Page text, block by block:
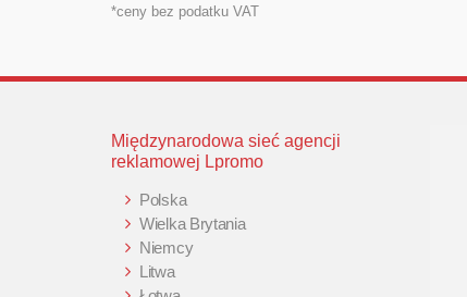
*ceny bez podatku VAT
Międzynarodowa sieć agencji
reklamowej Lpromo
Polska
Wielka Brytania
Niemcy
Litwa